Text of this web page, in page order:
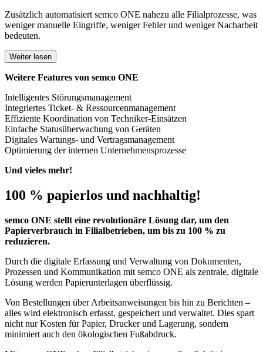
Zusätzlich automatisiert semco ONE nahezu alle Filialprozesse, was
weniger manuelle Eingriffe, weniger Fehler und weniger Nacharbeit
bedeuten.
Weiter lesen
Weitere Features von semco ONE
Intelligentes Störungsmanagement
Integriertes Ticket- & Ressourcenmanagement
Effiziente Koordination von Techniker-Einsätzen
Einfache Statusüberwachung von Geräten
Digitales Wartungs- und Vertragsmanagement
Optimierung der internen Unternehmensprozesse
Und vieles mehr!
100 % papierlos und nachhaltig!
semco ONE stellt eine revolutionäre Lösung dar, um den
Papierverbrauch in Filialbetrieben, um bis zu 100 % zu
reduzieren.
Durch die digitale Erfassung und Verwaltung von Dokumenten,
Prozessen und Kommunikation mit semco ONE als zentrale, digitale
Lösung werden Papierunterlagen überflüssig.
Von Bestellungen über Arbeitsanweisungen bis hin zu Berichten –
alles wird elektronisch erfasst, gespeichert und verwaltet. Dies spart
nicht nur Kosten für Papier, Drucker und Lagerung, sondern
minimiert auch den ökologischen Fußabdruck.